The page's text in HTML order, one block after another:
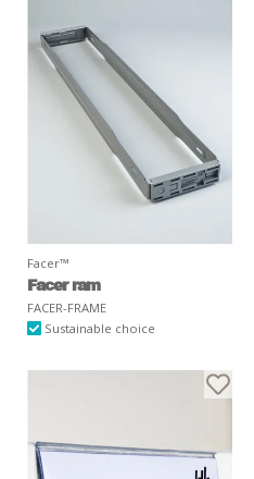
Facer™
Facer ram
FACER-FRAME
Sustainable choice